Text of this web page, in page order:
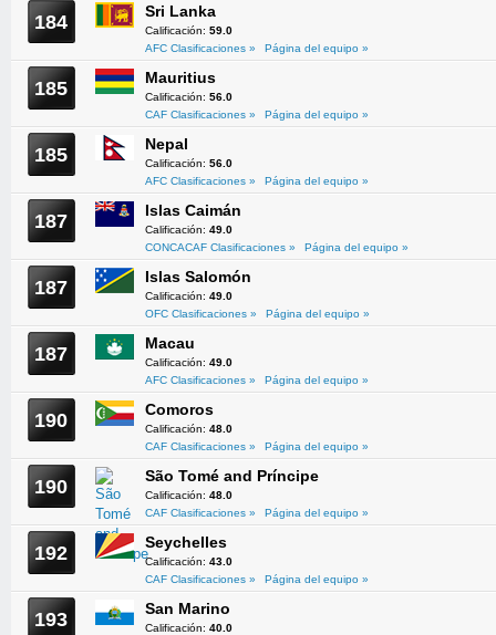
184 Sri Lanka
Calificación: 59.0
AFC Clasificaciones »
Página del equipo »
185 Mauritius
Calificación: 56.0
CAF Clasificaciones »
Página del equipo »
185 Nepal
Calificación: 56.0
AFC Clasificaciones »
Página del equipo »
187 Islas Caimán
Calificación: 49.0
CONCACAF Clasificaciones »
Página del equipo »
187 Islas Salomón
Calificación: 49.0
OFC Clasificaciones »
Página del equipo »
187 Macau
Calificación: 49.0
AFC Clasificaciones »
Página del equipo »
190 Comoros
Calificación: 48.0
CAF Clasificaciones »
Página del equipo »
190 São Tomé and Príncipe
Calificación: 48.0
CAF Clasificaciones »
Página del equipo »
192 Seychelles
Calificación: 43.0
CAF Clasificaciones »
Página del equipo »
193 San Marino
Calificación: 40.0